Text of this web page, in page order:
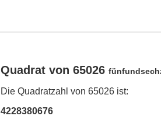
Quadrat von 65026
Die Quadratzahl von 65026 ist:
4228380676